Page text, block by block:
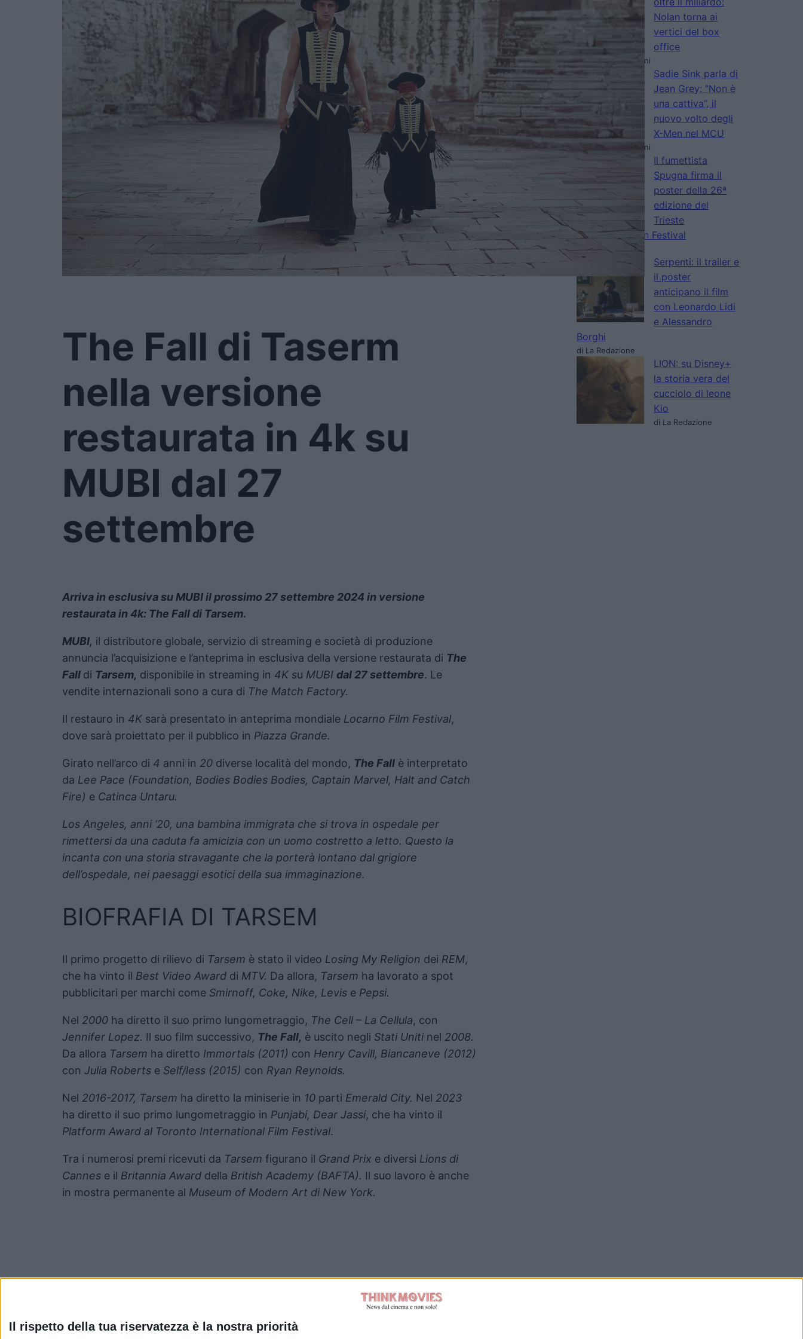
Il rispetto della tua riservatezza è la nostra priorità
The Fall di Taserm
nella versione
restaurata in 4k su
MUBI dal 27
settembre
Arriva in esclusiva su MUBI il prossimo 27 settembre 2024 in versione
restaurata in 4k: The Fall di Tarsem.
MUBI, il distributore globale, servizio di streaming e società di produzione
annuncia l’acquisizione e l’anteprima in esclusiva della versione restaurata di The
Fall di Tarsem, disponibile in streaming in 4K su MUBI dal 27 settembre. Le
vendite internazionali sono a cura di The Match Factory.
Il restauro in 4K sarà presentato in anteprima mondiale Locarno Film Festival,
dove sarà proiettato per il pubblico in Piazza Grande.
Girato nell’arco di 4 anni in 20 diverse località del mondo, The Fall è interpretato
da Lee Pace (Foundation, Bodies Bodies Bodies, Captain Marvel, Halt and Catch
Fire) e Catinca Untaru.
Los Angeles, anni ’20, una bambina immigrata che si trova in ospedale per
rimettersi da una caduta fa amicizia con un uomo costretto a letto. Questo la
incanta con una storia stravagante che la porterà lontano dal grigiore
dell’ospedale, nei paesaggi esotici della sua immaginazione.
BIOFRAFIA DI TARSEM
Il primo progetto di rilievo di Tarsem è stato il video Losing My Religion dei REM,
che ha vinto il Best Video Award di MTV. Da allora, Tarsem ha lavorato a spot
pubblicitari per marchi come Smirnoff, Coke, Nike, Levis e Pepsi.
Nel 2000 ha diretto il suo primo lungometraggio, The Cell – La Cellula, con
Jennifer Lopez. Il suo film successivo, The Fall, è uscito negli Stati Unitinel 2008.
Da allora Tarsem ha diretto Immortals (2011) con Henry Cavill, Biancaneve (2012)
con Julia Roberts e Self/less (2015) con Ryan Reynolds.
Nel 2016-2017, Tarsem ha diretto la miniserie in 10 parti Emerald City. Nel 2023
ha diretto il suo primo lungometraggio in Punjabi, Dear Jassi, che ha vinto il
Platform Award al Toronto International Film Festival.
Tra i numerosi premi ricevuti da Tarsem figurano il Grand Prix e diversi Lions di
Cannes e il Britannia Award della British Academy (BAFTA). Il suo lavoro è anche
in mostra permanente al Museum of Modern Art di New York.
PubblicatoLuglio 16, 2024in Tag:
Nolan torna ai
vertici del box
office
di Emanuela Giuliani
Sadie Sink parla di
Jean Grey: “Non è
una cattiva”, il
nuovo volto degli
X-Men nel MCU
di Emanuela Giuliani
Il fumettista
Spugna firma il
poster della 26ª
edizione del
Trieste
Science+Fiction Festival
di La Redazione
Serpenti: il trailer e
il poster
anticipano il film
con Leonardo Lidi
e Alessandro
Borghi
di La Redazione
LION: su Disney+
la storia vera del
cucciolo di leone
Kio
di La Redazione